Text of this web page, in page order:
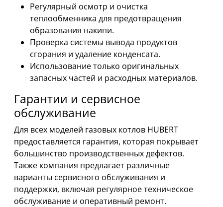
Регулярный осмотр и очистка
теплообменника для предотвращения
образования накипи.
Проверка системы вывода продуктов
сгорания и удаление конденсата.
Использование только оригинальных
запасных частей и расходных материалов.
Гарантии и сервисное
обслуживание
Для всех моделей газовых котлов HUBERT
предоставляется гарантия, которая покрывает
большинство производственных дефектов.
Также компания предлагает различные
варианты сервисного обслуживания и
поддержки, включая регулярное техническое
обслуживание и оперативный ремонт.